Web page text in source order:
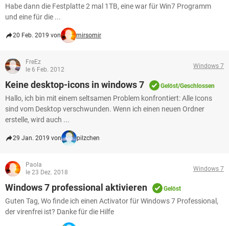
Habe dann die Festplatte 2 mal 1TB, eine war für Win7 Programm
und eine für die ...
20 Feb. 2019 von mirsomir
FreEz
le 6 Feb. 2012
Windows 7
Keine desktop-icons in windows 7 Gelöst/Geschlossen
Hallo, ich bin mit einem seltsamen Problem konfrontiert: Alle Icons
sind vom Desktop verschwunden. Wenn ich einen neuen Ordner
erstelle, wird auch ...
29 Jan. 2019 von pilzchen
Paola
le 23 Dez. 2018
Windows 7
Windows 7 professional aktivieren Gelöst
Guten Tag, Wo finde ich einen Activator für Windows 7 Professional,
der virenfrei ist? Danke für die Hilfe